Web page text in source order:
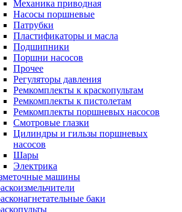
Механика приводная
Насосы поршневые
Патрубки
Пластификаторы и масла
Подшипники
Поршни насосов
Прочее
Регуляторы давления
Ремкомплекты к краскопультам
Ремкомплекты к пистолетам
Ремкомплекты поршневых насосов
Смотровые глазки
Цилиндры и гильзы поршневых
насосов
Шары
Электрика
машины
баки